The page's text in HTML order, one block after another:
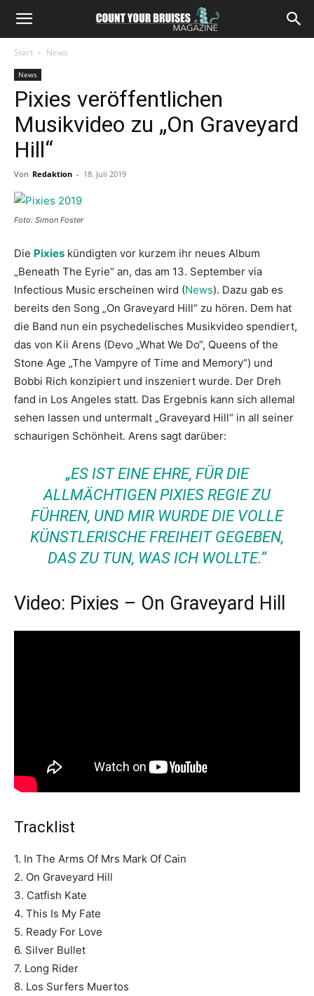
Start News
News
Pixies veröffentlichen
Musikvideo zu „On Graveyard
Hill“
Von Redaktion - 18. Juli 2019
Foto: Simon Foster
Die Pixies kündigten vor kurzem ihr neues Album
„Beneath The Eyrie“ an, das am 13. September via
Infectious Music erscheinen wird (News). Dazu gab es
bereits den Song „On Graveyard Hill“ zu hören. Dem hat
die Band nun ein psychedelisches Musikvideo spendiert,
das von Kii Arens (Devo „What We Do“, Queens of the
Stone Age „The Vampyre of Time and Memory“) und
Bobbi Rich konzipiert und inszeniert wurde. Der Dreh
fand in Los Angeles statt. Das Ergebnis kann sich allemal
sehen lassen und untermalt „Graveyard Hill“ in all seiner
schaurigen Schönheit. Arens sagt darüber:
„ES IST EINE EHRE, FÜR DIE
ALLMÄCHTIGEN PIXIES REGIE ZU
FÜHREN, UND MIR WURDE DIE VOLLE
KÜNSTLERISCHE FREIHEIT GEGEBEN,
DAS ZU TUN, WAS ICH WOLLTE.“
Video: Pixies – On Graveyard Hill
Tracklist
1. In The Arms Of Mrs Mark Of Cain
2. On Graveyard Hill
3. Catfish Kate
4. This Is My Fate
5. Ready For Love
6. Silver Bullet
7. Long Rider
8. Los Surfers Muertos